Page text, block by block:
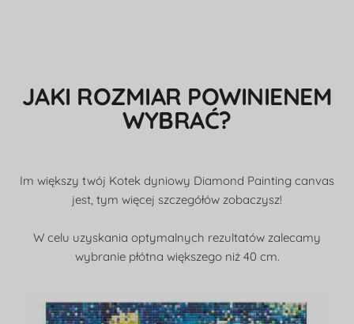
JAKI ROZMIAR POWINIENEM
WYBRAĆ?
Im większy twój Kotek dyniowy Diamond Painting canvas
jest, tym więcej szczegółów zobaczysz!
W celu uzyskania optymalnych rezultatów zalecamy
wybranie płótna większego niż 40 cm.